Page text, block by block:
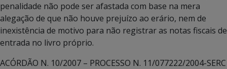
penalidade não pode ser afastada com base na mera
alegação de que não houve prejuízo ao erário, nem de
inexistência de motivo para não registrar as notas fiscais de
entrada no livro próprio.
ACÓRDÃO N. 10/2007 – PROCESSO N. 11/077222/2004-SERC